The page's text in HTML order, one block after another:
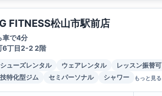
FITNESS松山市駅前店
車で4分
6丁目2-2 2階
シューズレンタル ウェアレンタル
レッスン振替可
特化型ジム セミパーソナル シャワー もっと見る